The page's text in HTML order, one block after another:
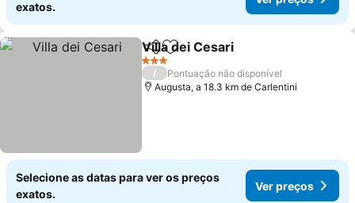
exatos.
PartilharAdicionar aos favoritos
Villa dei Cesari
3 Estrelas
/
Pontuação não disponível
Augusta, a 18.3 km de Carlentini
Selecione as datas para ver os preços
exatos.
Ver preços